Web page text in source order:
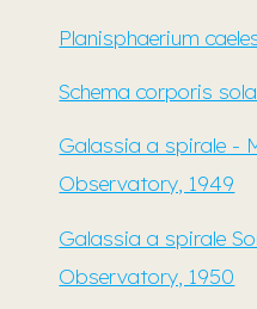
Planisphaerium
Schema corporis
Galassia a spirale -
Observatory, 1949
Galassia a spirale
Observatory, 1950